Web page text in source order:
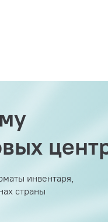
инвентаря,
страны